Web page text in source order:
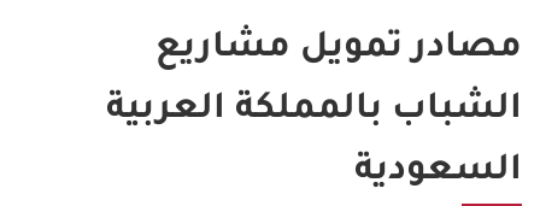
مصادر تمويل مشاريع
الشباب بالمملكة العربية
السعودية